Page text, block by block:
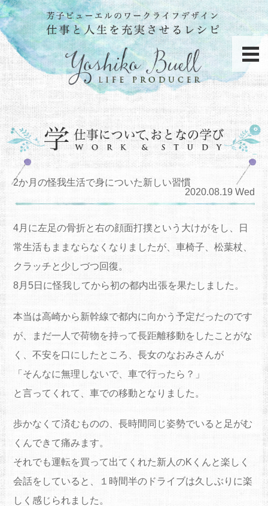
2か月の怪我生活で身についた新しい習慣
2020.08.19 Wed
4月に左足の骨折と右の顔面打撲という大けがをし、日
常生活もままならなくなりましたが、車椅子、松葉杖、
クラッチと少しづつ回復。
8月5日に怪我してから初の都内出張を果たしました。
本当は高崎から新幹線で都内に向かう予定だったのです
が、まだ一人で荷物を持って長距離移動をしたことがな
く、不安を口にしたところ、長女のなおみさんが
「そんなに無理しないで、車で行ったら？」
と言ってくれて、車での移動となりました。
歩かなくて済むものの、長時間同じ姿勢でいると足がむ
くんできて痛みます。
それでも運転を買って出てくれた新人のKくんと楽しく
会話をしていると、１時間半のドライブは久しぶりに楽
しく感じられました。